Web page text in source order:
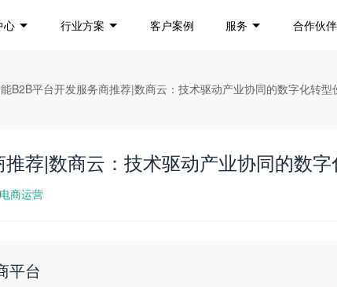
心 行业方案 客户案例 服务 合作伙伴
B2B平台开发服务商推荐|数商云：技术驱动产业协同的数字化转型
荐|数商云：技术驱动产业协同的数
电商运营
平台